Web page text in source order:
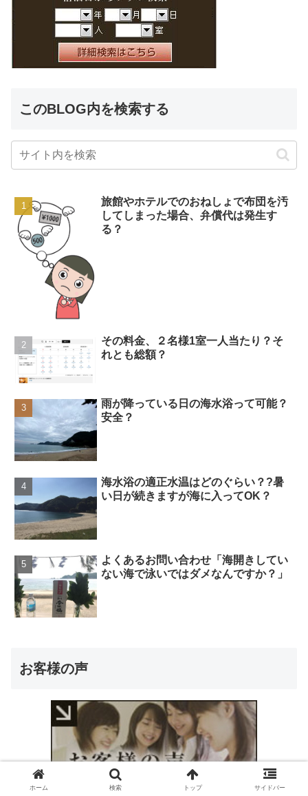
このBLOG内を検索する
旅館やホテルでのおねしょで布団を汚
してしまった場合、弁償代は発生す
る？
その料金、２名様1室一人当たり？そ
れとも総額？
雨が降っている日の海水浴って可能？
安全？
海水浴の適正水温はどのぐらい？?暑
い日が続きますが海に入ってOK？
よくあるお問い合わせ「海開きしてい
ない海で泳いではダメなんですか？」
お客様の声
ホーム 検索 トップ サイドバー